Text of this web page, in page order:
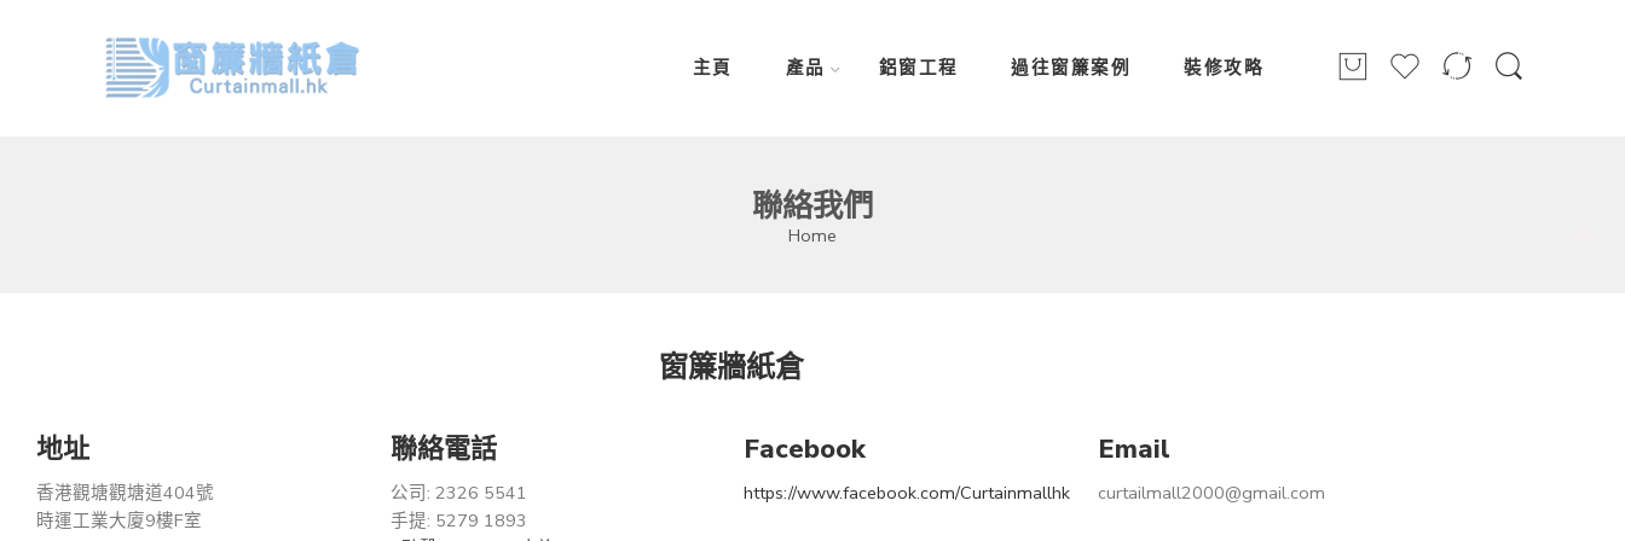
主頁 產品 鋁窗工程 過往窗簾案例 裝修攻略
聯絡我們
Home
窗簾牆紙倉
地址
香港觀塘觀塘道404號
時運工業大廈9樓F室
聯絡電話
公司: 2326 5541
手提: 5279 1893
Facebook
https://www.facebook.com/Curtainmallhk
Email
curtailmall2000@gmail.com